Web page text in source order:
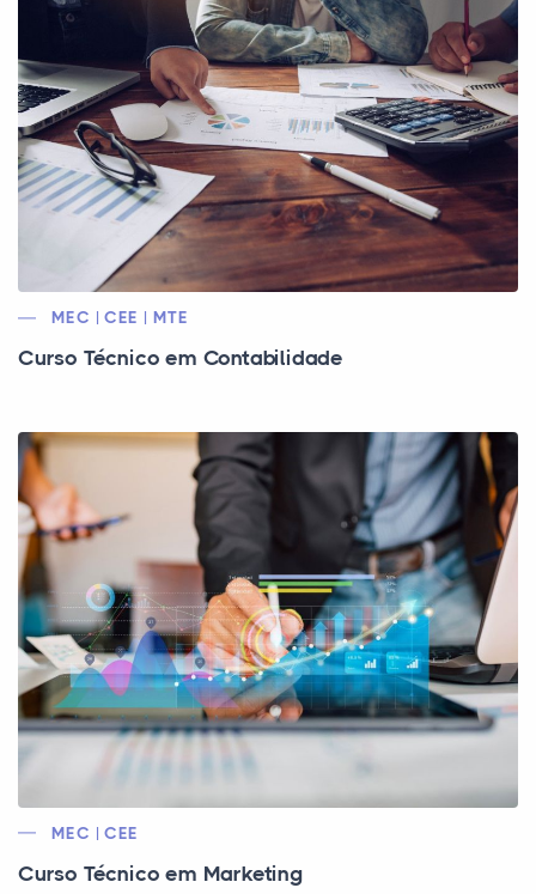
MEC | CEE | MTE
Curso Técnico em Contabilidade
MEC | CEE
Curso Técnico em Marketing